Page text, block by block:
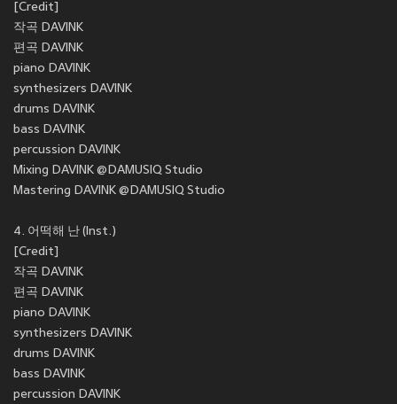
[Credit]
작곡 DAVINK
편곡 DAVINK
piano DAVINK
synthesizers DAVINK
drums DAVINK
bass DAVINK
percussion DAVINK
Mixing DAVINK @DAMUSIQ Studio
Mastering DAVINK @DAMUSIQ Studio
4. 어떡해 난 (Inst.)
[Credit]
작곡 DAVINK
편곡 DAVINK
piano DAVINK
synthesizers DAVINK
drums DAVINK
bass DAVINK
percussion DAVINK